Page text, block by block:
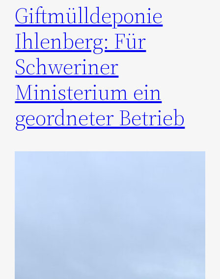
Giftmülldeponie
Ihlenberg: Für
Schweriner
Ministerium ein
geordneter Betrieb